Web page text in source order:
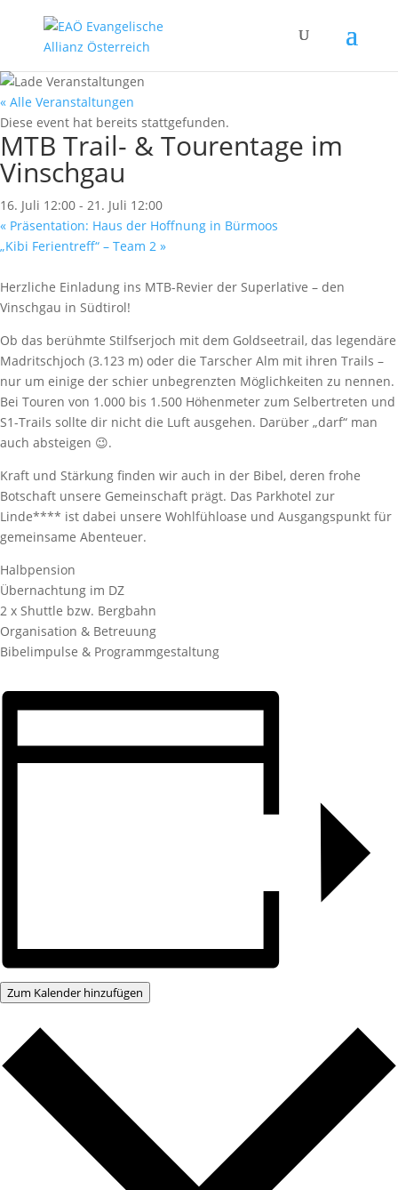
« Alle Veranstaltungen
Diese event hat bereits stattgefunden.
MTB Trail- & Tourentage im
Vinschgau
16. Juli 12:00 - 21. Juli 12:00
« Präsentation: Haus der Hoffnung in Bürmoos
„Kibi Ferientreff“ – Team 2 »
Herzliche Einladung ins MTB-Revier der Superlative – den
Vinschgau in Südtirol!
Ob das berühmte Stilfserjoch mit dem Goldseetrail, das legendäre
Madritschjoch (3.123 m) oder die Tarscher Alm mit ihren Trails –
nur um einige der schier unbegrenzten Möglichkeiten zu nennen.
Bei Touren von 1.000 bis 1.500 Höhenmeter zum Selbertreten und
S1-Trails sollte dir nicht die Luft ausgehen. Darüber „darf“ man
auch absteigen 😉.
Kraft und Stärkung finden wir auch in der Bibel, deren frohe
Botschaft unsere Gemeinschaft prägt. Das Parkhotel zur
Linde**** ist dabei unsere Wohlfühloase und Ausgangspunkt für
gemeinsame Abenteuer.
Halbpension
Übernachtung im DZ
2 x Shuttle bzw. Bergbahn
Organisation & Betreuung
Bibelimpulse & Programmgestaltung
Zum Kalender hinzufügen